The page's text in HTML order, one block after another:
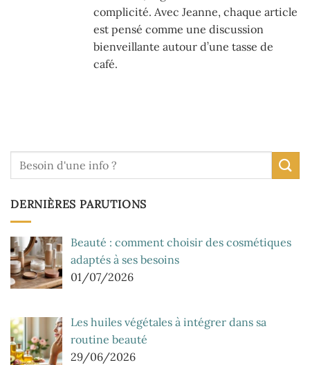
complicité. Avec Jeanne, chaque article
est pensé comme une discussion
bienveillante autour d’une tasse de
café.
DERNIÈRES PARUTIONS
Beauté : comment choisir des cosmétiques
adaptés à ses besoins
01/07/2026
Les huiles végétales à intégrer dans sa
routine beauté
29/06/2026